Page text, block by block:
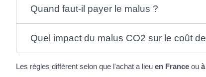
Quand faut-il payer le malus ?
Quel impact du malus CO2 sur le coût
Les règles diffèrent selon que l'achat a lieu en France ou